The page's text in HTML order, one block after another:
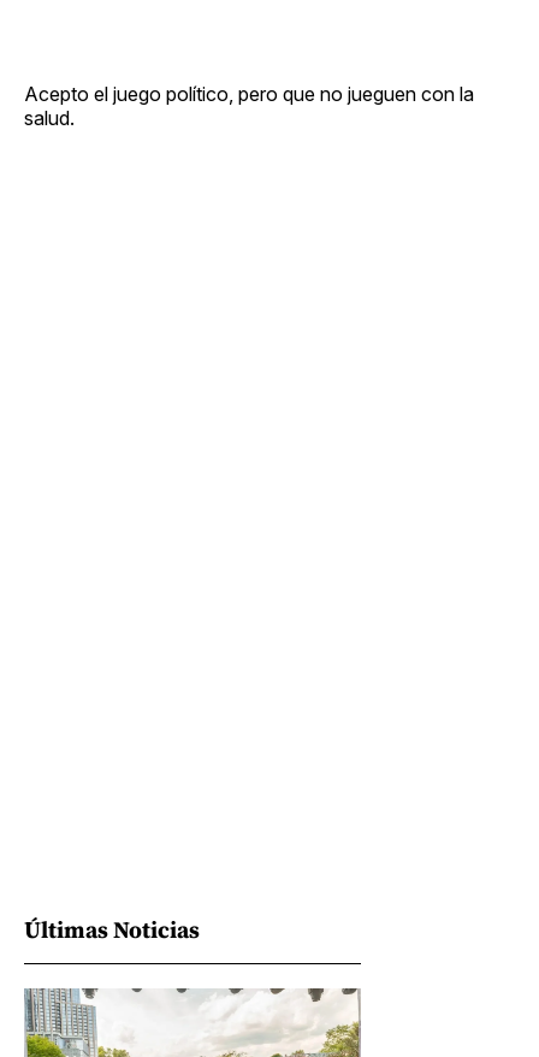
Acepto el juego político, pero que no jueguen con la
salud.
Últimas Noticias